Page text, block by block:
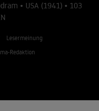
• USA (1941) • 103
Lesermeinung
Redaktion